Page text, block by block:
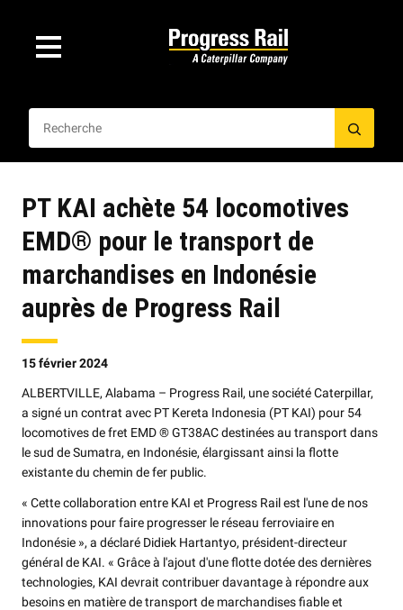
PT KAI achète 54 locomotives
EMD® pour le transport de
marchandises en Indonésie
auprès de Progress Rail
15 février 2024
ALBERTVILLE, Alabama – Progress Rail, une société Caterpillar,
a signé un contrat avec PT Kereta Indonesia (PT KAI) pour 54
locomotives de fret EMD ® GT38AC destinées au transport dans
le sud de Sumatra, en Indonésie, élargissant ainsi la flotte
existante du chemin de fer public.
« Cette collaboration entre KAI et Progress Rail est l'une de nos
innovations pour faire progresser le réseau ferroviaire en
Indonésie », a déclaré Didiek Hartantyo, président-directeur
général de KAI. « Grâce à l'ajout d'une flotte dotée des dernières
technologies, KAI devrait contribuer davantage à répondre aux
besoins en matière de transport de marchandises fiable et